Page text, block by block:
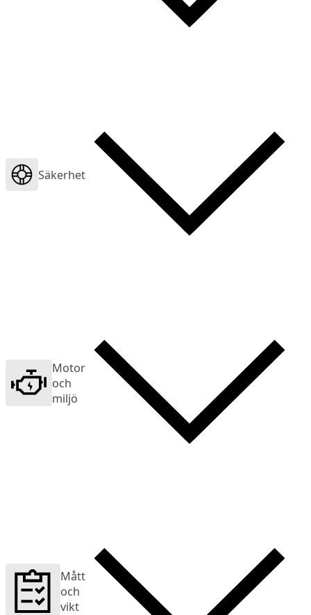
Säkerhet
Motor
och
miljö
Mått
och
vikt